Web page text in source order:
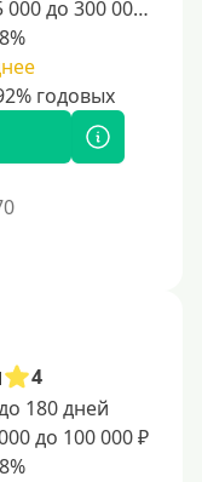
от 15 000 до 300 000 ₽
4
180 дней
до 100 000 ₽